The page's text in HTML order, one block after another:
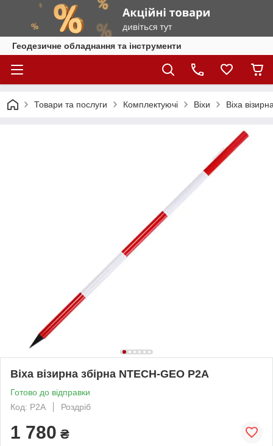
Геодезичне обладнання та інструменти
Товари та послуги Комплектуючі Віхи Віха
Віха візирна збірна NTECH-GEO Р2А
Готово до відправки
Код: P2А
Роздріб
1 780 ₴